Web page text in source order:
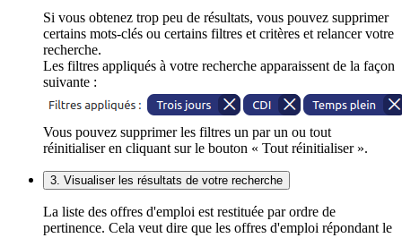
Si vous obtenez trop peu de résultats, vous pouvez supprimer
certains mots-clés ou certains filtres et critères et relancer votre
recherche.
Les filtres appliqués à votre recherche apparaissent de la façon
suivante :
Vous pouvez supprimer les filtres un par un ou tout
réinitialiser en cliquant sur le bouton « Tout réinitialiser ».
3. Visualiser les résultats de votre recherche
La liste des offres d'emploi est restituée par ordre de
pertinence. Cela veut dire que les offres d'emploi répondant le